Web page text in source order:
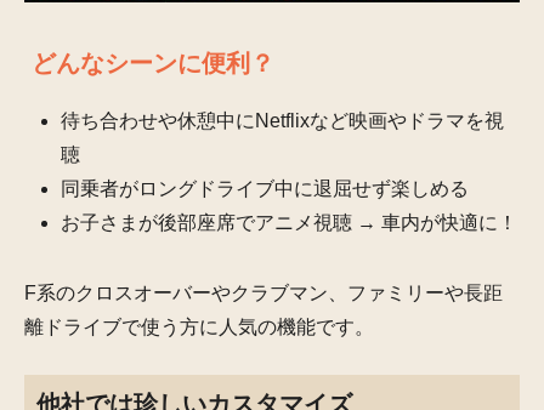
どんなシーンに便利？
待ち合わせや休憩中にNetflixなど映画やドラマを視
聴
同乗者がロングドライブ中に退屈せず楽しめる
お子さまが後部座席でアニメ視聴 → 車内が快適に！
F系のクロスオーバーやクラブマン、ファミリーや長距
離ドライブで使う方に人気の機能です。
他社では珍しいカスタマイズ